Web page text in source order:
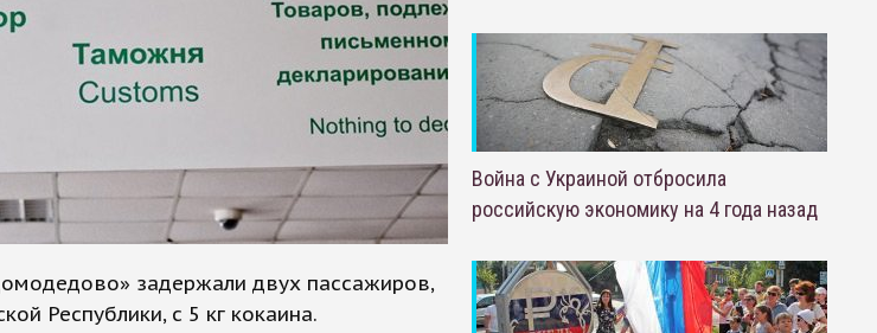
задержали двух пассажиров,
Республики, с 5 кг кокаина.
Война с Украиной отбросила
российскую экономику на 4 года назад